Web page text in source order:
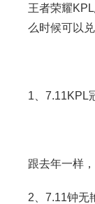
王者荣耀
么时候可以
1、7.11KPL
跟去年一样
2、7.11钟无